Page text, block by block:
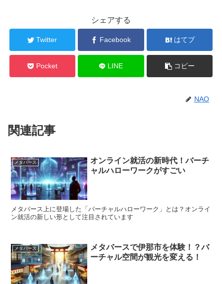
シェアする
Twitter Facebook はてブ
Pocket LINE コピー
NAO
関連記事
メタバース
オンライン就活の新時代！バーチ
ャルハローワークがすごい
メタバース上に登場した「バーチャルハローワーク」とは？オンライ
ン就活の新しい形として注目されています
メタバース
メタバースで伊那市を体験！？バ
ーチャル空間が観光を変える！